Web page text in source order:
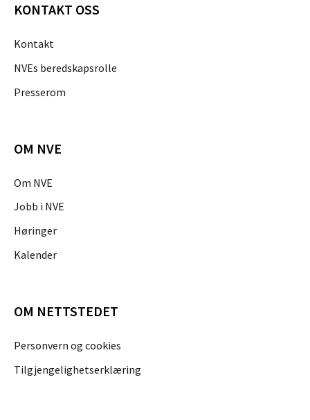
KONTAKT OSS
Kontakt
NVEs beredskapsrolle
Presserom
OM NVE
Om NVE
Jobb i NVE
Høringer
Kalender
OM NETTSTEDET
Personvern og cookies
Tilgjengelighetserklæring